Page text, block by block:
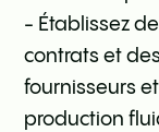
- Établissez
contrats et
fournisseurs
production